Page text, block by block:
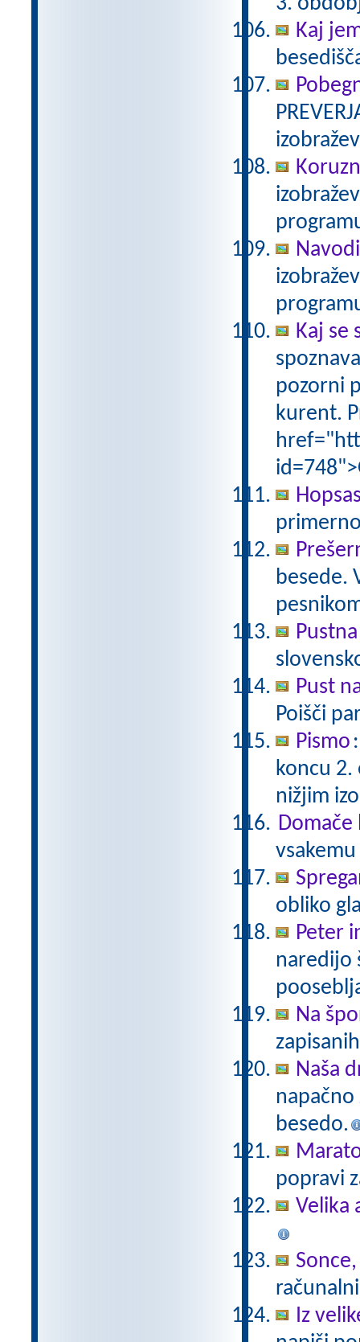
Kaj
Kaj se
pozorni
kurent.
besede.
Pust
Poišči
Pismo
koncu 2.
nižjim
Domače
obliko
Peter
naredijo
Na
Naša
besedo.
popravi
Velika
Iz